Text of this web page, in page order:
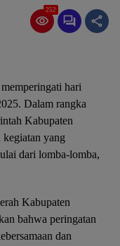
252
hari
Dalam rangka
Kabupaten
kegiatan yang
dari lomba-lomba,
Kabupaten
bahwa peringatan
dan